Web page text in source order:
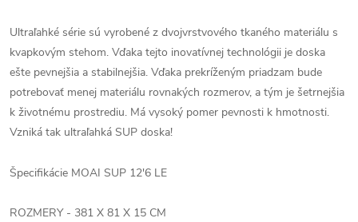
Ultraľahké série sú vyrobené z dvojvrstvového tkaného materiálu s
kvapkovým stehom. Vďaka tejto inovatívnej technológii je doska
ešte pevnejšia a stabilnejšia. Vďaka prekríženým priadzam bude
potrebovať menej materiálu rovnakých rozmerov, a tým je šetrnejšia
k životnému prostrediu. Má vysoký pomer pevnosti k hmotnosti.
Vzniká tak ultraľahká SUP doska!
Špecifikácie MOAI SUP 12'6 LE
ROZMERY - 381 X 81 X 15 CM